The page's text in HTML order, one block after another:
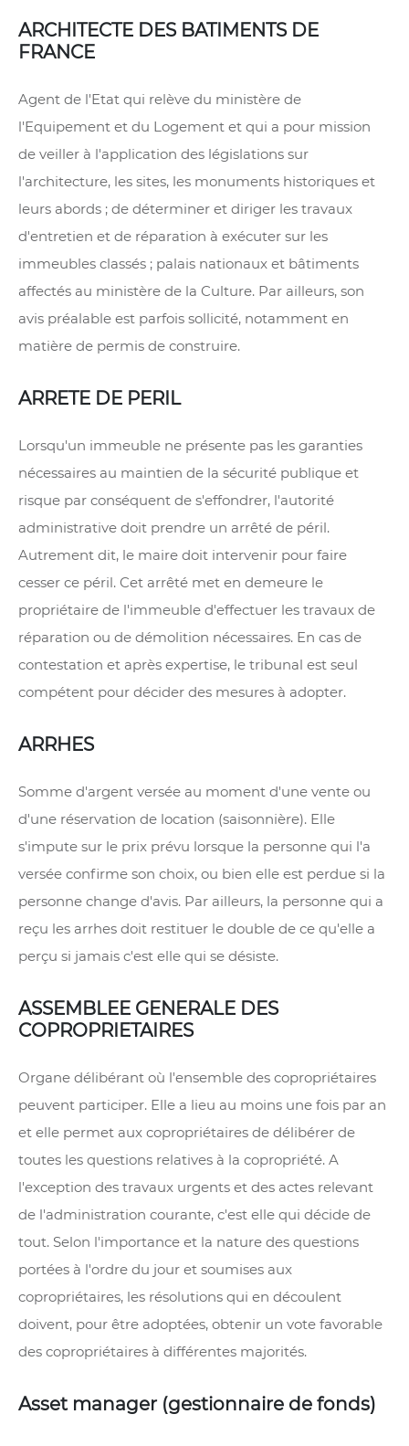
ARCHITECTE DES BATIMENTS DE
FRANCE
Agent de l'Etat qui relève du ministère de
l'Equipement et du Logement et qui a pour mission
de veiller à l'application des législations sur
l'architecture, les sites, les monuments historiques et
leurs abords ; de déterminer et diriger les travaux
d'entretien et de réparation à exécuter sur les
immeubles classés ; palais nationaux et bâtiments
affectés au ministère de la Culture. Par ailleurs, son
avis préalable est parfois sollicité, notamment en
matière de permis de construire.
ARRETE DE PERIL
Lorsqu'un immeuble ne présente pas les garanties
nécessaires au maintien de la sécurité publique et
risque par conséquent de s'effondrer, l'autorité
administrative doit prendre un arrêté de péril.
Autrement dit, le maire doit intervenir pour faire
cesser ce péril. Cet arrêté met en demeure le
propriétaire de l'immeuble d'effectuer les travaux de
réparation ou de démolition nécessaires. En cas de
contestation et après expertise, le tribunal est seul
compétent pour décider des mesures à adopter.
ARRHES
Somme d'argent versée au moment d'une vente ou
d'une réservation de location (saisonnière). Elle
s'impute sur le prix prévu lorsque la personne qui l'a
versée confirme son choix, ou bien elle est perdue si la
personne change d'avis. Par ailleurs, la personne qui a
reçu les arrhes doit restituer le double de ce qu'elle a
perçu si jamais c'est elle qui se désiste.
ASSEMBLEE GENERALE DES
COPROPRIETAIRES
Organe délibérant où l'ensemble des copropriétaires
peuvent participer. Elle a lieu au moins une fois par an
et elle permet aux copropriétaires de délibérer de
toutes les questions relatives à la copropriété. A
l'exception des travaux urgents et des actes relevant
de l'administration courante, c'est elle qui décide de
tout. Selon l'importance et la nature des questions
portées à l'ordre du jour et soumises aux
copropriétaires, les résolutions qui en découlent
doivent, pour être adoptées, obtenir un vote favorable
des copropriétaires à différentes majorités.
Asset manager (gestionnaire de fonds)